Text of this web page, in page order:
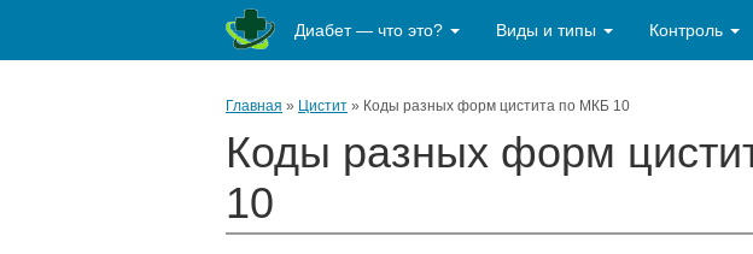
Диабет — что это? Виды и типы Контроль
Главная » Цистит » Коды разных форм цистита по МКБ 10
Коды разных форм
10